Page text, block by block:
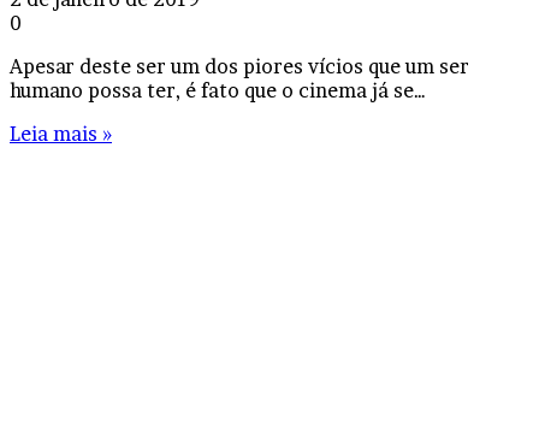
0
Apesar deste ser um dos piores vícios que um ser
humano possa ter, é fato que o cinema já se…
Leia mais »